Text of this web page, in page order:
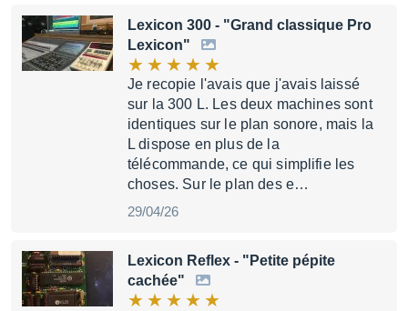
Lexicon 300 - "Grand classique Pro
Lexicon"
Je recopie l'avais que j'avais laissé
sur la 300 L. Les deux machines sont
identiques sur le plan sonore, mais la
L dispose en plus de la
télécommande, ce qui simplifie les
choses. Sur le plan des e…
29/04/26
Lexicon Reflex - "Petite pépite
cachée"